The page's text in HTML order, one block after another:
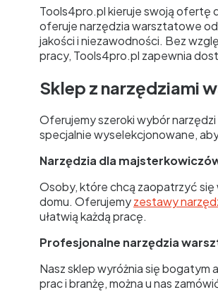
Tools4pro.pl kieruje swoją ofertę
oferuje narzędzia warsztatowe
jakości i niezawodności. Bez
pracy, Tools4pro.pl zapewnia
Sklep z narzędziami
Oferujemy szeroki wybór
specjalnie wyselekcjonowane,
Narzędzia dla
Osoby, które chcą zaopatrzyć
domu. Oferujemyzestawy
ułatwią każdą pracę.
Profesjonalne narzędzia
Nasz sklep wyróżnia się
prac i branżę, można u nas